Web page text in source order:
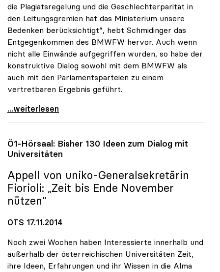
die Plagiatsregelung und die Geschlechterparität in
den Leitungsgremien hat das Ministerium unsere
Bedenken berücksichtigt“, hebt Schmidinger das
Entgegenkommen des BMWFW hervor. Auch wenn
nicht alle Einwände aufgegriffen wurden, so habe der
konstruktive Dialog sowohl mit dem BMWFW als
auch mit den Parlamentsparteien zu einem
vertretbaren Ergebnis geführt.
UG-Novelle: uniko begrüsst konstruktive Haltung
...weiterlesen
Ö1-Hörsaal: Bisher 130 Ideen zum Dialog mit
Universitäten
Appell von uniko-Generalsekretärin
Fiorioli: „Zeit bis Ende November
nützen“
OTS 17.11.2014
Noch zwei Wochen haben Interessierte innerhalb und
außerhalb der österreichischen Universitäten Zeit,
ihre Ideen, Erfahrungen und ihr Wissen in die Alma